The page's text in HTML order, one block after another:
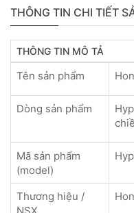
THÔNG TIN CHI TIẾT
THÔNG TIN MÔ TẢ
Tên sản phẩm
Dòng sản phẩm
Mã sản phẩm
(model)
Thương hiệu /